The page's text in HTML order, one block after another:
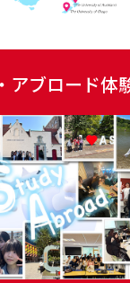
アブロード体